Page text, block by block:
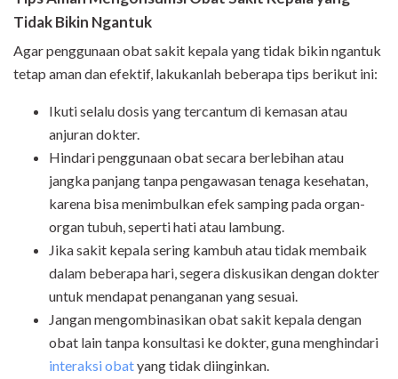
Tidak Bikin Ngantuk
Agar penggunaan obat sakit kepala yang tidak bikin ngantuk
tetap aman dan efektif, lakukanlah beberapa tips berikut ini:
Ikuti selalu dosis yang tercantum di kemasan atau
anjuran dokter.
Hindari penggunaan obat secara berlebihan atau
jangka panjang tanpa pengawasan tenaga kesehatan,
karena bisa menimbulkan efek samping pada organ-
organ tubuh, seperti hati atau lambung.
Jika sakit kepala sering kambuh atau tidak membaik
dalam beberapa hari, segera diskusikan dengan dokter
untuk mendapat penanganan yang sesuai.
Jangan mengombinasikan obat sakit kepala dengan
obat lain tanpa konsultasi ke dokter, guna menghindari
interaksi obatyang tidak diinginkan.